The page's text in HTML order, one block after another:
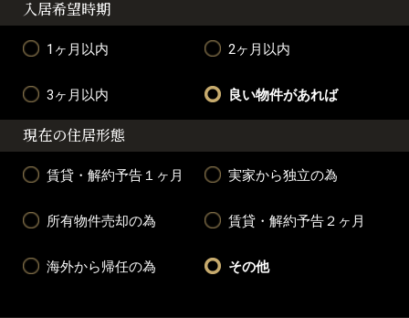
入居希望時期
1ヶ月以内 2ヶ月以内
3ヶ月以内 良い物件があれば
現在の住居形態
賃貸・解約予告１ヶ月 実家から独立の為
所有物件売却の為 賃貸・解約予告２ヶ月
海外から帰任の為 その他